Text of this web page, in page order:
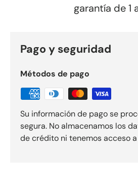
garantía de 1
Pago y seguridad
Métodos de pago
Su información de pago se
segura. No almacenamos los
de crédito ni tenemos acceso